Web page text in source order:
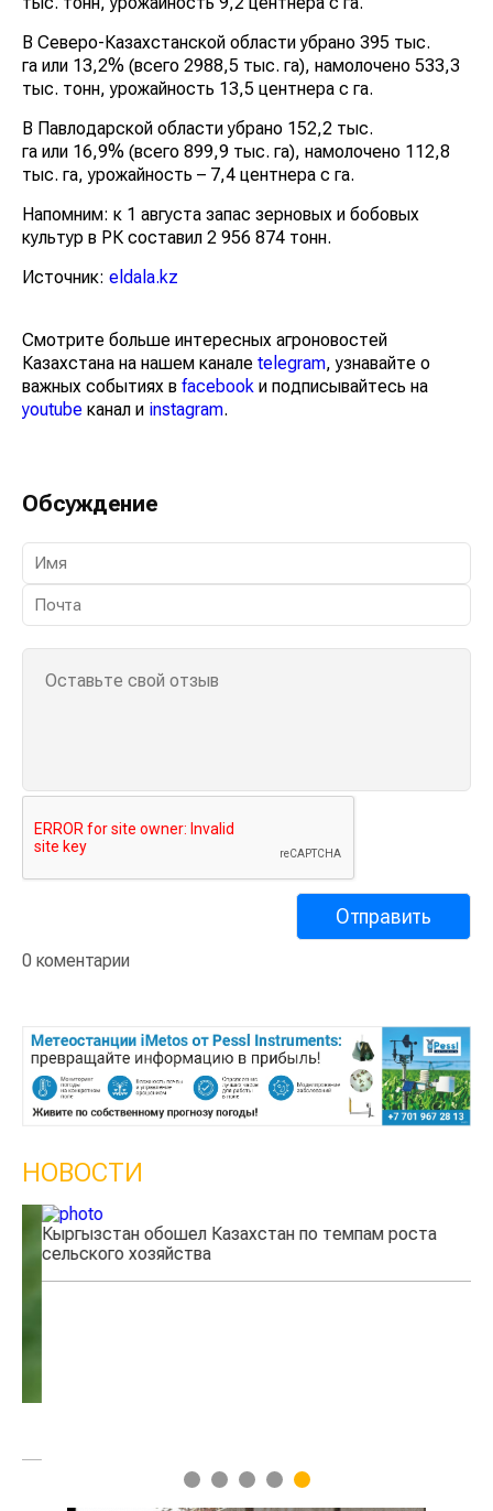
В Северо-Казахстанской области убрано 395 тыс.
га или 13,2% (всего 2988,5 тыс. га), намолочено 533,3
тыс. тонн, урожайность 13,5 центнера с га.
В Павлодарской области убрано 152,2 тыс.
га или 16,9% (всего 899,9 тыс. га), намолочено 112,8
тыс. га, урожайность – 7,4 центнера с га.
Напомним: к 1 августа запас зерновых и бобовых
культур в РК составил 2 956 874 тонн.
Источник: eldala.kz
Смотрите больше интересных агроновостей
Казахстана на нашем канале telegram, узнавайте о
важных событиях в facebook и подписывайтесь на
youtube канал и instagram.
Обсуждение
0 коментарии
НОВОСТИ
Кыргызстан обошел Казахстан по темпам роста
сельского хозяйства
1 2 3 4 5